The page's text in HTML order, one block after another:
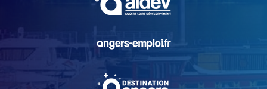
, Ouvre une nouvelle